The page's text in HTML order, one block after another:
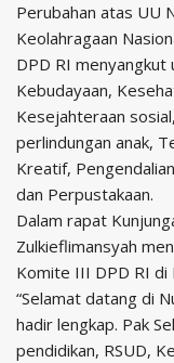
Perubahan atas UU
Keolahragaan
DPD RI menyangkut
Kebudayaan,
Kesejahteraan
perlindungan anak,
Kreatif,
dan Perpustakaan.
Dalam rapat
Zulkieflimansyah
Komite III DPD RI di
“Selamat datang di
hadir lengkap. Pak
pendidikan, RSUD,